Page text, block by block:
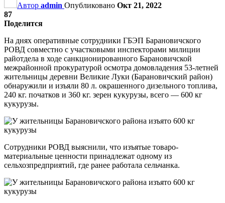
Автор admin Опубликовано Окт 21, 2022
87
Поделится
На днях оперативные сотрудники ГБЭП Барановичского
РОВД совместно с участковыми инспекторами милиции
райотдела в ходе санкционированного Барановичской
межрайонной прокуратурой осмотра домовладения 53-летней
жительницы деревни Великие Луки (Барановичский район)
обнаружили и изъяли 80 л. окрашенного дизельного топлива,
240 кг. початков и 360 кг. зерен кукурузы, всего — 600 кг
кукурузы.
Сотрудники РОВД выяснили, что изъятые товаро-
материальные ценности принадлежат одному из
сельхозпредприятий, где ранее работала сельчанка.